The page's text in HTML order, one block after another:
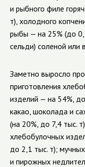
и рыбного филе
т), холодного
рыбы — на 25% (до
сельди) соленой или
Заметно выросло
приготовления
изделий — на 54%,
какао, шоколада и
(на 20%, до 7,4 тыс.
хлебобулочных
до 2,1 тыс. т);
и пирожных